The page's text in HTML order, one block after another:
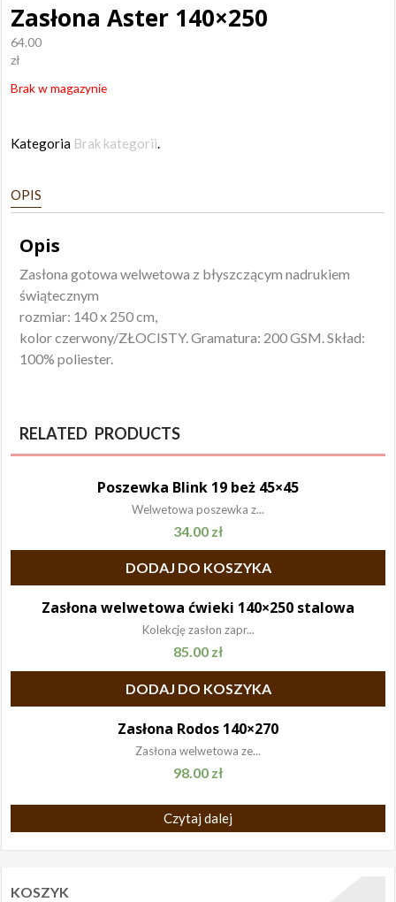
Zasłona Aster 140×250
64.00
zł
Brak w magazynie
Kategoria Brak kategorii.
OPIS
Opis
Zasłona gotowa welwetowa z błyszczącym nadrukiem
świątecznym
rozmiar: 140 x 250 cm,
kolor czerwony/ZŁOCISTY. Gramatura: 200 GSM. Skład:
100% poliester.
RELATED PRODUCTS
Poszewka Blink 19 beż 45×45
Welwetowa poszewka z...
34.00 zł
DODAJ DO KOSZYKA
Zasłona welwetowa ćwieki 140×250 stalowa
Kolekcję zasłon zapr...
85.00 zł
DODAJ DO KOSZYKA
Zasłona Rodos 140×270
Zasłona welwetowa ze...
98.00 zł
Czytaj dalej
KOSZYK